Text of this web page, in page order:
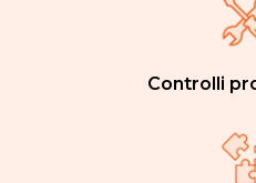
Controlli